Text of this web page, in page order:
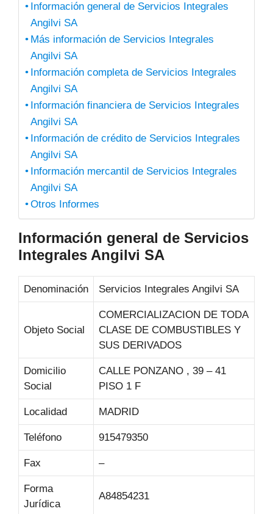
Información general de Servicios Integrales
Angilvi SA
Más información de Servicios Integrales
Angilvi SA
Información completa de Servicios Integrales
Angilvi SA
Información financiera de Servicios Integrales
Angilvi SA
Información de crédito de Servicios Integrales
Angilvi SA
Información mercantil de Servicios Integrales
Angilvi SA
Otros Informes
Información general de Servicios
Integrales Angilvi SA
Denominación Servicios Integrales Angilvi SA
Objeto Social
COMERCIALIZACION DE TODA
CLASE DE COMBUSTIBLES Y
SUS DERIVADOS
Domicilio
Social
CALLE PONZANO , 39 – 41
PISO 1 F
Localidad MADRID
Teléfono 915479350
Fax –
Forma
Jurídica
A84854231